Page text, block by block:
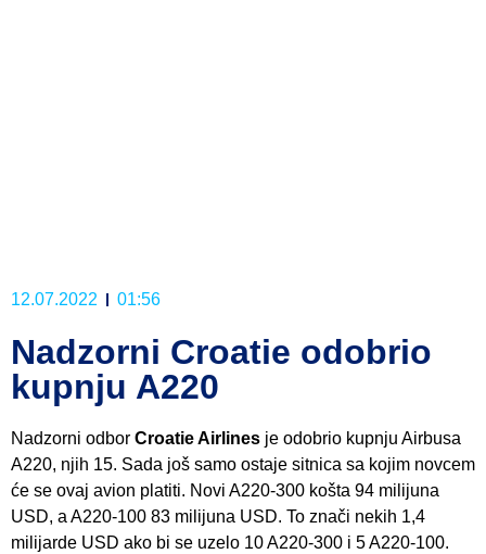
12.07.2022 01:56
Nadzorni Croatie odobrio
kupnju A220
Nadzorni odbor Croatie Airlines je odobrio kupnju Airbusa
A220, njih 15. Sada još samo ostaje sitnica sa kojim novcem
će se ovaj avion platiti. Novi A220-300 košta 94 milijuna
USD, a A220-100 83 milijuna USD. To znači nekih 1,4
milijarde USD ako bi se uzelo 10 A220-300 i 5 A220-100.